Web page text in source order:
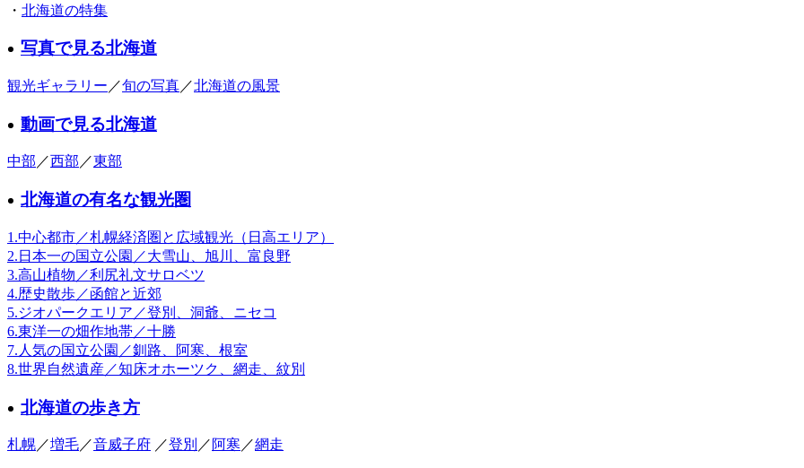
・ 北海道の特集
写真で見る北海道
観光ギャラリー ／旬の写真／北海道の風景
動画で見る北海道
中部 ／西部 ／東部
北海道の有名な観光圏
1.中心都市／札幌経済圏と広域観光（日高エリア）
2.日本一の国立公園／大雪山、旭川、富良野
3.高山植物／利尻礼文サロベツ
4.歴史散歩／函館と近郊
5.ジオパークエリア／登別、洞爺、ニセコ
6.東洋一の畑作地帯／十勝
7.人気の国立公園／釧路、阿寒、根室
8.世界自然遺産／知床オホーツク、網走、紋別
北海道の歩き方
札幌／増毛／音威子府 ／登別 ／ 阿寒 ／網走